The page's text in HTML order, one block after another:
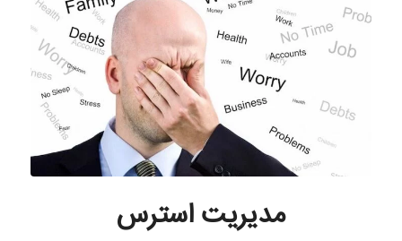
مدیریت استرس